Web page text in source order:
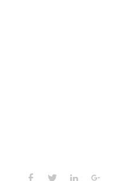
Social
Facebook
TwitterLinkedIn